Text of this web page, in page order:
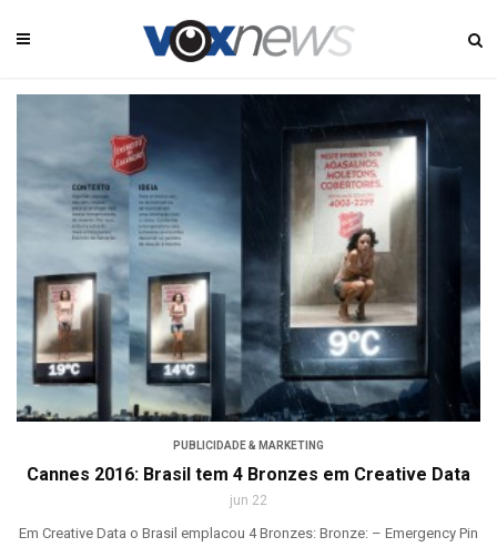
PUBLICIDADE & MARKETING
Cannes 2016: Brasil tem 4 Bronzes em Creative Data
jun 22
Em Creative Data o Brasil emplacou 4 Bronzes: Bronze: – Emergency Pin